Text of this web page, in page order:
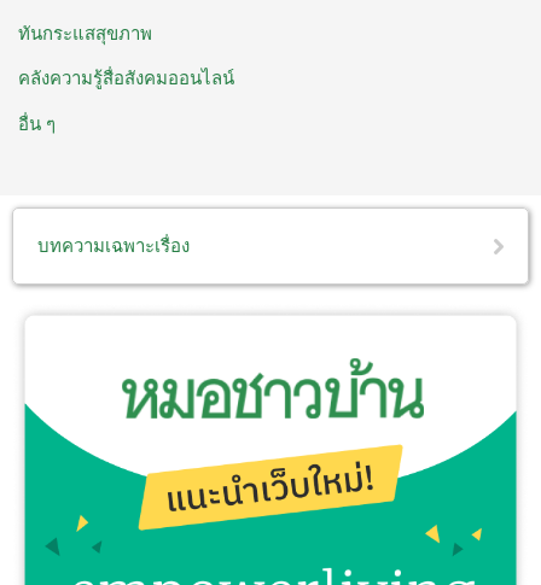
ทันกระแสสุขภาพ
คลังความรู้สื่อสังคมออนไลน์
อื่น ๆ
บทความเฉพาะเรื่อง